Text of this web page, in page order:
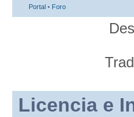
Portal • Foro
Licencia e